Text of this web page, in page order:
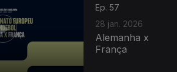
Ep. 57
28 jan. 2026
Alemanha x
França